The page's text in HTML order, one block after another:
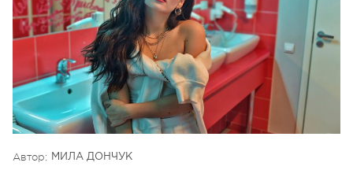
Автор: МИЛА ДОНЧУК